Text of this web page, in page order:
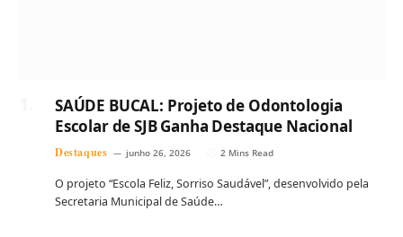
SAÚDE BUCAL: Projeto de Odontologia
Escolar de SJB Ganha Destaque Nacional
Destaques junho 26, 2026 2 Mins Read
O projeto “Escola Feliz, Sorriso Saudável”, desenvolvido pela
Secretaria Municipal de Saúde…